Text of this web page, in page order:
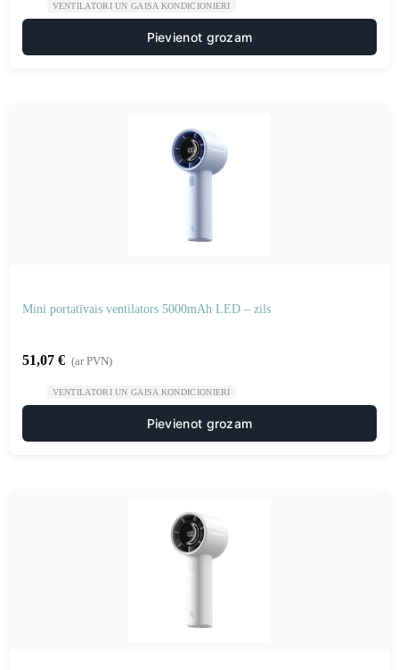
VENTILATORI UN GAISA KONDICIONIERI
Pievienot grozam
Mini portatīvais ventilators 5000mAh LED – zils
51,07 € (ar PVN)
VENTILATORI UN GAISA KONDICIONIERI
Pievienot grozam